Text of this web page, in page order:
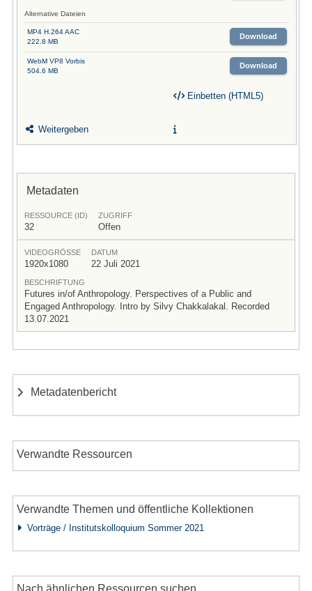
Alternative Dateien
MP4 H.264 AAC
222.8 MB
Download
WebM VP8 Vorbis
504.6 MB
Download
Weitergeben
Einbetten (HTML5)
Metadaten
RESSOURCE (ID)
32
ZUGRIFF
Offen
VIDEOGRÖSSE
1920x1080
DATUM
22 Juli 2021
BESCHRIFTUNG
Futures in/of Anthropology. Perspectives of a Public and
Engaged Anthropology. Intro by Silvy Chakkalakal. Recorded
13.07.2021
Metadatenbericht
Verwandte Ressourcen
Verwandte Themen und öffentliche Kollektionen
Vorträge / Institutskolloquium Sommer 2021